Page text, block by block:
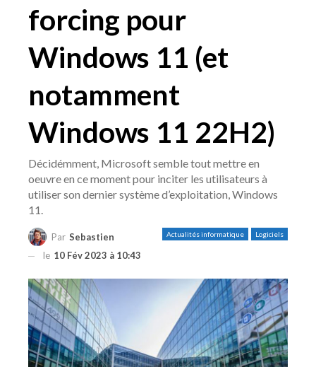
forcing pour
Windows 11 (et
notamment
Windows 11 22H2)
Décidémment, Microsoft semble tout mettre en
oeuvre en ce moment pour inciter les utilisateurs à
utiliser son dernier système d’exploitation, Windows
11.
Actualités informatique Logiciels
Par Sebastien
le 10 Fév 2023 à 10:43